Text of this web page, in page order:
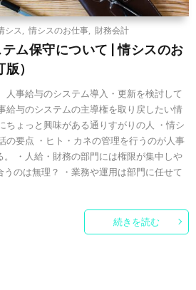
シス 情シスのお仕事 財務会計
ム保守について | 情シスのお
）
人事給与のシステム導入・更新を検討して
給与のシステムの主導権を取り戻したい情
ちょっと興味がある通りすがりの人 ・情シ
の要点 ・ヒト・カネの管理を行うのが人事
・人給・財務の部門には権限が集中しや
のは無理？ ・業務や運用は部門に任せて
続きを読む